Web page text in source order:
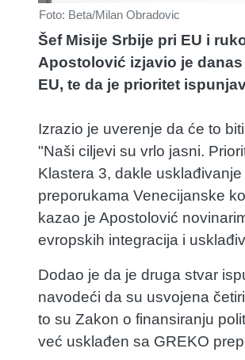
Foto: Beta/Milan Obradovic
Šef Misije Srbije pri EU i
Apostolović izjavio je
EU, te da je prioritet
Izrazio je uverenje da će to
"Naši ciljevi su vrlo jasni.
Klastera 3, dakle
preporukama Venecijanske
kazao je Apostolović
evropskih integracija i
Dodao je da je druga stvar
navodeći da su usvojena
to su Zakon o finansiranju
već usklađen sa GREKO